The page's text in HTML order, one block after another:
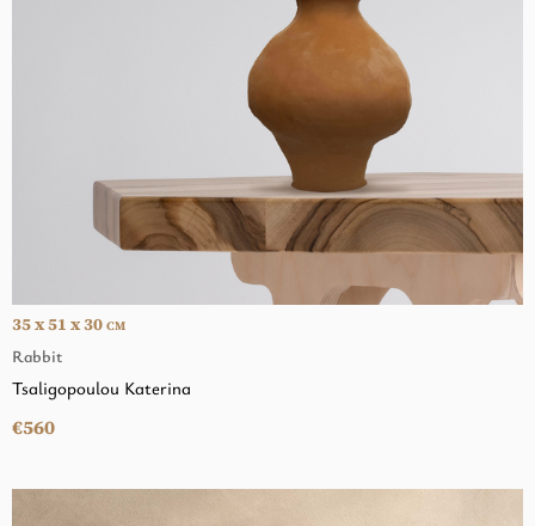
Rabbit
35 x 51 x 30 CM
Tsaligopoulou Katerina
€560